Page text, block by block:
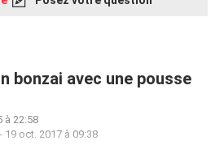
bonzai avec une pousse
à 22:58
- 19 oct. 2017 à 09:38